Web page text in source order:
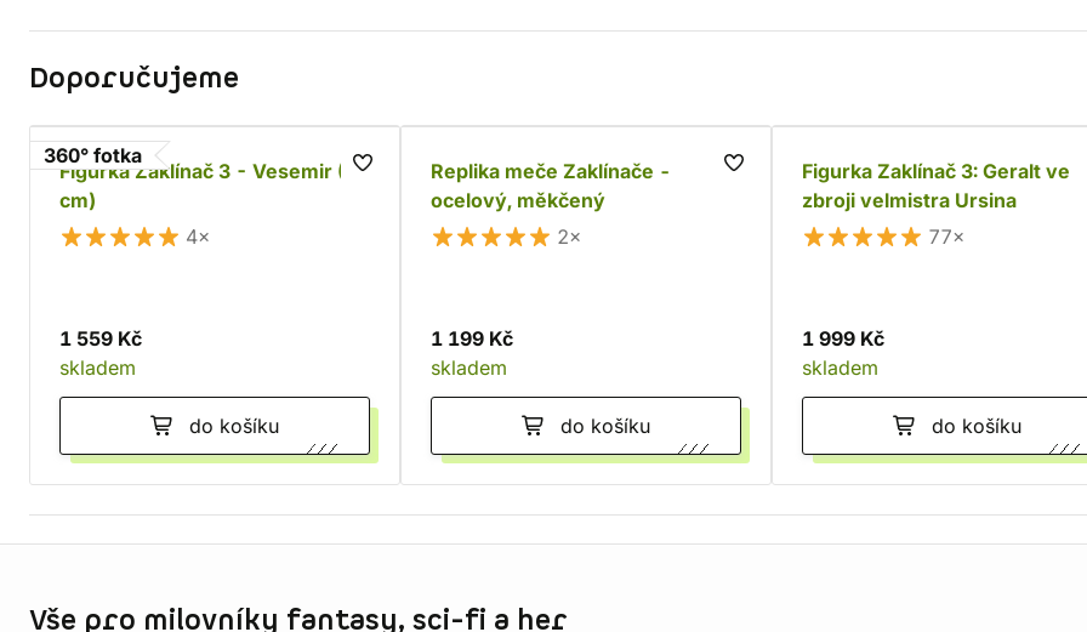
Doporučujeme
360° fotka
Figurka Zaklínač 3 - Vesemir (25
cm)
4×
1 559 Kč
skladem
do košíku
Replika meče Zaklínače -
ocelový, měkčený
2×
1 199 Kč
skladem
do košíku
Figurka Zaklínač 3: Geralt ve
zbroji velmistra Ursina
77×
1 999 Kč
skladem
do košíku
Vše pro milovníky fantasy, sci-fi a her